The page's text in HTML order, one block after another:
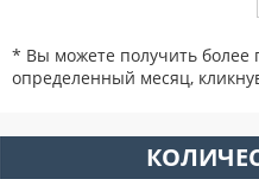
* Вы можете получить более
определенный месяц,